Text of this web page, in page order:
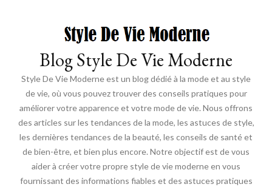
Blog Style De Vie Moderne
Style De Vie Moderne est un blog dédié à la mode et au style
de vie, où vous pouvez trouver des conseils pratiques pour
améliorer votre apparence et votre mode de vie. Nous offrons
des articles sur les tendances de la mode, les astuces de style,
les dernières tendances de la beauté, les conseils de santé et
de bien-être, et bien plus encore. Notre objectif est de vous
aider à créer votre propre style de vie moderne en vous
fournissant des informations fiables et des astuces pratiques